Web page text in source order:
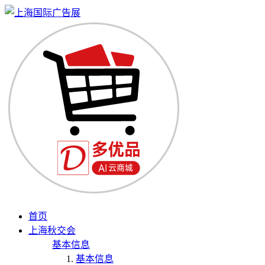
首页
上海秋交会
基本信息
基本信息